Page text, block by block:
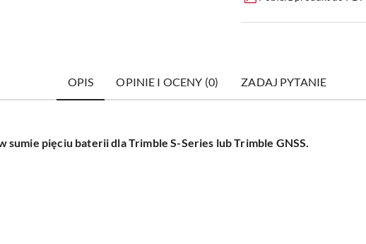
OPIS OPINIE I OCENY (0) ZADAJ PYTANIE
sumie pięciu baterii dla Trimble S-Series lub Trimble GNSS.